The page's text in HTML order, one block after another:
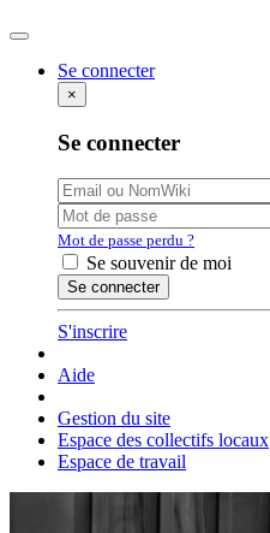
Rechercher
Se connecter
×
Se connecter
Mot de passe perdu ?
Se souvenir de moi
S'inscrire
Aide
Gestion du site
Espace des collectifs locaux
Espace de travail